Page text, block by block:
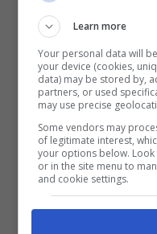
Questi punti non
manuale. Sono
proprio per
Learn more
Your personal data will
your device (cookies,
data) may be stored by,
partners, or used
may use precise
Some vendors may
of legitimate interest,
your options below.
or in the site menu to
and cookie settings.